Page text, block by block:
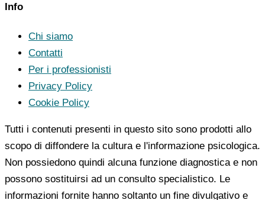
Info
Chi siamo
Contatti
Per i professionisti
Privacy Policy
Cookie Policy
Tutti i contenuti presenti in questo sito sono prodotti allo
scopo di diffondere la cultura e l'informazione psicologica.
Non possiedono quindi alcuna funzione diagnostica e non
possono sostituirsi ad un consulto specialistico. Le
informazioni fornite hanno soltanto un fine divulgativo e